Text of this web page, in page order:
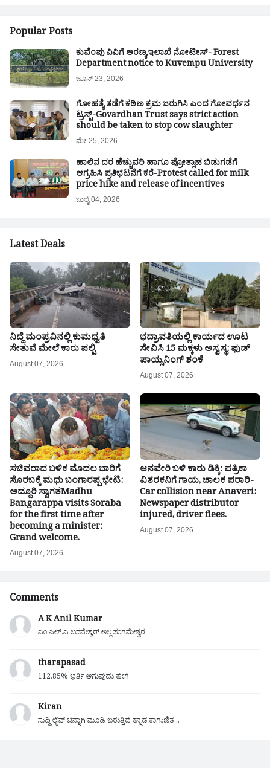
Popular Posts
ಕುವೆಂಪು ವಿವಿಗೆ ಅರಣ್ಯ ಇಲಾಖೆ ನೋಟೀಸ್- Forest
Department notice to Kuvempu University
ಜೂನ್ 23, 2026
ಗೋಹತ್ಯೆ ತಡೆಗೆ ಕಠಿಣ ಕ್ರಮ ಜರುಗಿಸಿ ಎಂದ ಗೋವರ್ಧನ
ಟ್ರಸ್ಟ್-Govardhan Trust says strict action
should be taken to stop cow slaughter
ಮೇ 25, 2026
ಹಾಲಿನ ದರ ಹೆಚ್ಚುವರಿ ಹಾಗೂ ಪ್ರೋತ್ಸಾಹ ಬಿಡುಗಡೆಗೆ
ಆಗ್ರಹಿಸಿ ಪ್ರತಿಭಟನೆಗೆ ಕರೆ-Protest called for milk
price hike and release of incentives
ಜುಲೈ 04, 2026
Latest Deals
ನಿದ್ದೆ ಮಂಪ್ರವಿನಲ್ಲಿ ಕುಮಧ್ವತಿ
ಸೇತುವೆ ಮೇಲೆ ಕಾರು ಪಲ್ಟಿ
August 07, 2026
ಭದ್ರಾವತಿಯಲ್ಲಿ ಕಾರ್ಯದ ಊಟ
ಸೇವಿಸಿ 15 ಮಕ್ಕಳು ಅಸ್ವಸ್ಥ: ಫುಡ್
ಪಾಯ್ಸನಿಂಗ್ ಶಂಕೆ
August 07, 2026
ಸಚಿವರಾದ ಬಳಿಕ ಮೊದಲ ಬಾರಿಗೆ
ಸೊರಬಕ್ಕೆ ಮಧು ಬಂಗಾರಪ್ಪ ಭೇಟಿ:
ಅದ್ದೂರಿ ಸ್ವಾಗತMadhu
Bangarappa visits Soraba
for the first time after
becoming a minister:
Grand welcome.
August 07, 2026
ಆನವೇರಿ ಬಳಿ ಕಾರು ಡಿಕ್ಕಿ: ಪತ್ರಿಕಾ
ವಿತರಕನಿಗೆ ಗಾಯ, ಚಾಲಕ ಪರಾರಿ-
Car collision near Anaveri:
Newspaper distributor
injured, driver flees.
August 07, 2026
Comments
A K Anil Kumar
ಎಂ.ಎಲ್.ಎ ಬಸವೇಶ್ವರ್ ಅಲ್ಲ ಸಂಗಮೇಶ್ವರ
tharapasad
112.85% ಭರ್ತಿ ಆಗುವುದು ಹೇಗೆ
Kiran
ಸುದ್ದಿ ಲೈವ್ ಚೆನ್ನಾಗಿ ಮೂಡಿ ಬರುತ್ತಿದೆ ಕನ್ನಡ ಕಾಗುಣಿತ...